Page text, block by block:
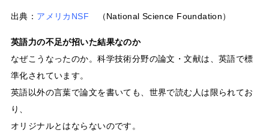
出典： アメリカNSF （National Science Foundation）
英語力の不足が招いた結果なのか
なぜこうなったのか。科学技術分野の論文・文献は、英語で標
準化されています。
英語以外の言葉で論文を書いても、世界で読む人は限られてお
り、
オリジナルとはならないのです。